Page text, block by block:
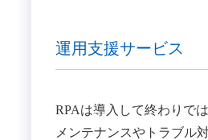
運用支援サービス
RPAは導入して終わりで
メンテナンスやトラブル